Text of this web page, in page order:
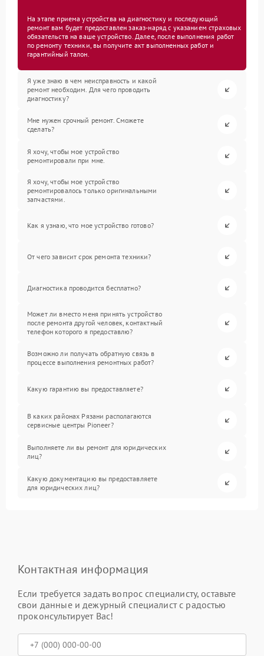
На этапе приема устройства на диагностику и последующий
ремонт вам будет предоставлен заказ-наряд с указанием страховых
обязательств на ваше устройство. Далее, после выполнения работ
по ремонту техники, вы получите акт выполненных работ и
гарантийный талон.
Я уже знаю в чем неисправность и какой
ремонт необходим. Для чего проводить
диагностику?
Мне нужен срочный ремонт. Сможете
сделать?
Я хочу, чтобы мое устройство
ремонтировали при мне.
Я хочу, чтобы мое устройство
ремонтировалось только оригинальными
запчастями.
Как я узнаю, что мое устройство готово?
От чего зависит срок ремонта техники?
Диагностика проводится бесплатно?
Может ли вместо меня принять устройство
после ремонта другой человек, контактный
телефон которого я предоставлю?
Возможно ли получать обратную связь в
процессе выполнения ремонтных работ?
Какую гарантию вы предоставляете?
В каких районах Рязани располагаются
сервисные центры Pioneer?
Выполняете ли вы ремонт для юридических
лиц?
Какую документацию вы предоставляете
для юридических лиц?
Контактная информация
Если требуется задать вопрос специалисту, оставьте
свои данные и дежурный специалист с радостью
проконсультирует Вас!